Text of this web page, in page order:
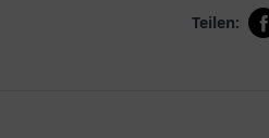
Teilen: